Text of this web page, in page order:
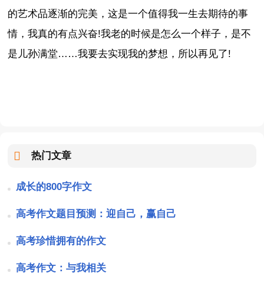
的艺术品逐渐的完美，这是一个值得我一生去期待的事
情，我真的有点兴奋!我老的时候是怎么一个样子，是不
是儿孙满堂……我要去实现我的梦想，所以再见了!
热门文章
成长的800字作文
高考作文题目预测：迎自己，赢自己
高考珍惜拥有的作文
高考作文：与我相关